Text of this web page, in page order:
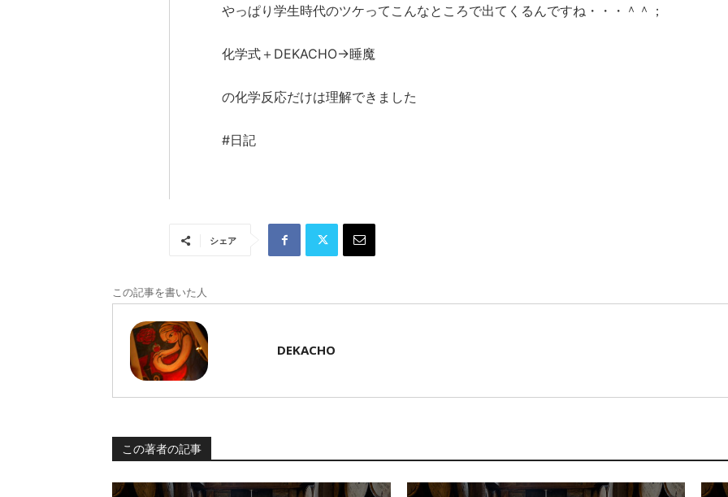
やっぱり学生時代のツケってこんなところで出てくるんですね・・・＾＾；
化学式＋DEKACHO→睡魔
の化学反応だけは理解できました
#日記
シェア
この記事を書いた人
DEKACHO
この著者の記事